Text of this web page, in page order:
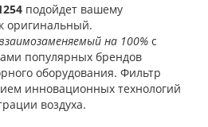
подойдет вашему
оригинальный.
на 100% с
популярных брендов
оборудования. Фильтр
инновационных технологий
воздуха.